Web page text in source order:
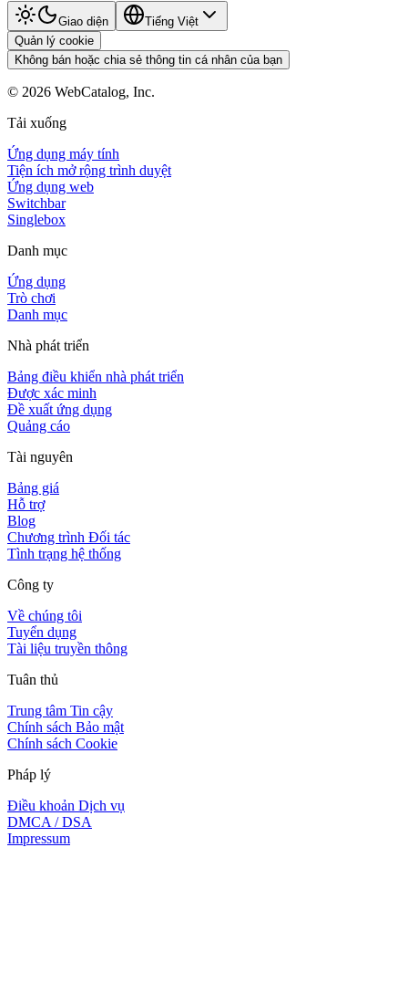
Giao diện
Tiếng Việt
Quản lý cookie
Không bán hoặc chia sẻ thông tin cá nhân của bạn
© 2026 WebCatalog, Inc.
Tải xuống
Ứng dụng máy tính
Tiện ích mở rộng trình duyệt
Ứng dụng web
Switchbar
Singlebox
Danh mục
Ứng dụng
Trò chơi
Danh mục
Nhà phát triển
Bảng điều khiển nhà phát triển
Được xác minh
Đề xuất ứng dụng
Quảng cáo
Tài nguyên
Bảng giá
Hỗ trợ
Blog
Chương trình Đối tác
Tình trạng hệ thống
Công ty
Về chúng tôi
Tuyển dụng
Tài liệu truyền thông
Tuân thủ
Trung tâm Tin cậy
Chính sách Bảo mật
Chính sách Cookie
Pháp lý
Điều khoản Dịch vụ
DMCA / DSA
Impressum